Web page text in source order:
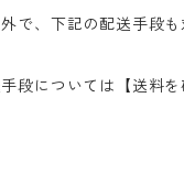
で、下記の配送手段
段については【送料